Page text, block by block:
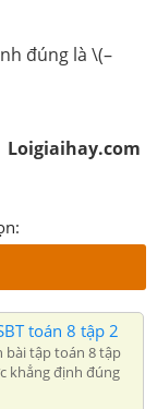
đúng là \(–
Loigiaihay.com
toán 8 tập 2
bài tập toán 8 tập
khẳng định đúng